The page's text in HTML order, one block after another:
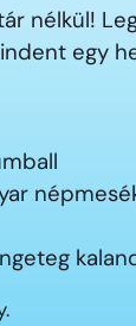
nélkül!
egy